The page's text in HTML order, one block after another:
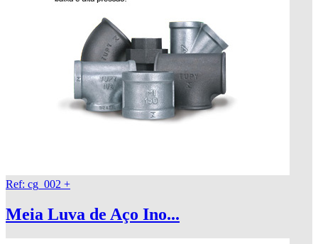
Ref: cg_002 +
Meia Luva de Aço Ino...